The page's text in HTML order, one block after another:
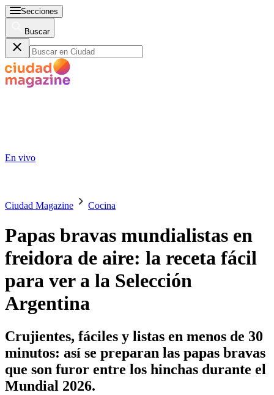
Secciones
Buscar
En vivo
Ciudad Magazine Cocina
Papas bravas mundialistas en
freidora de aire: la receta fácil
para ver a la Selección
Argentina
Crujientes, fáciles y listas en menos de 30
minutos: así se preparan las papas bravas
que son furor entre los hinchas durante el
Mundial 2026.